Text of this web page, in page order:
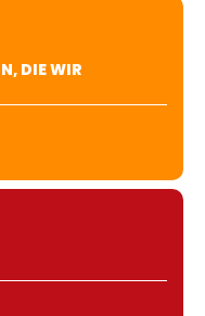
DIE WIR